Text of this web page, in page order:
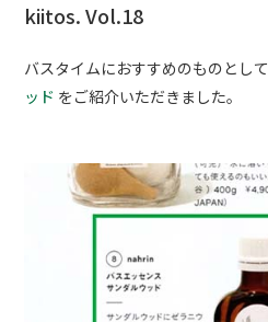
kiitos. Vol.18
バスタイムにおすすめのものとして
ッド をご紹介いただきました。